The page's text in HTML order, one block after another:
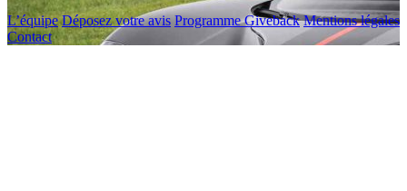
L’équipe Déposez votre avis Programme Giveback Mentions légales
Contact